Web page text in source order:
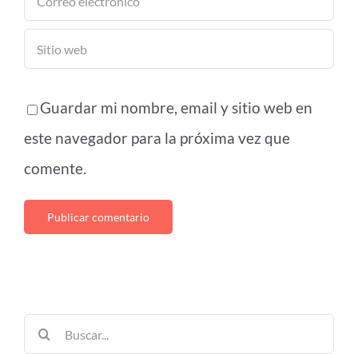
Guardar mi nombre, email y sitio web en
este navegador para la próxima vez que
comente.
Buscar: